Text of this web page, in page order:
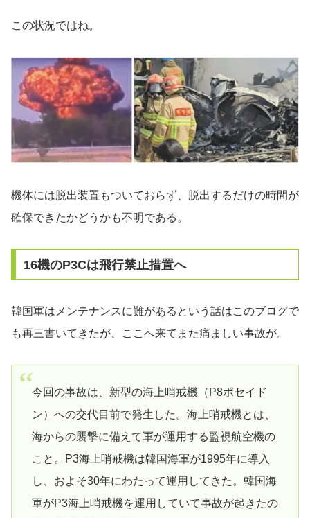
この状況ではね。
機体には脱出装置もついておらず、脱出するだけの時間が
確保できたかどうかも不明である。
16機のP3Cは飛行禁止措置へ
韓国軍はメンテナンスに難があるという話はこのブログで
も再三書いてきたが、ここへ来てまた痛ましい事故が。
今回の事故は、新型の海上哨戒機（P8ポセイド
ン）への交代目前で発生した。海上哨戒機とは、
海からの襲撃に備えて軍が運用する監視航空機の
こと。P3海上哨戒機は韓国海軍が1995年に導入
し、およそ30年にわたって運用してきた。韓国海
軍がP3海上哨戒機を運用していて事故が起きたの